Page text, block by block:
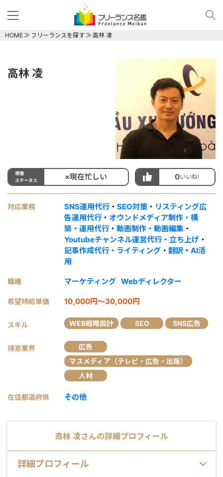
HOME フリーランスを探す 高林 凌
高林 凌
稼働
ステータス
×現在忙しい 0いいね!
対応業務 SNS運用代行 ・ SEO対策 ・ リスティング広
告運用代行 ・ オウンドメディア制作・構
築・運用代行 ・ 動画制作・動画編集 ・
Youtubeチャンネル運営代行・立ち上げ ・
記事作成代行・ライティング ・ 翻訳 ・ AI活
用
職種 マーケティング Webディレクター
希望時給単価 10,000円～30,000円
スキル WEB戦略設計 SEO SNS広告
得意業界
広告
マスメディア（テレビ・広告・出版）
人材
在住都道府県 その他
高林 凌さんの詳細プロフィール
詳細プロフィール